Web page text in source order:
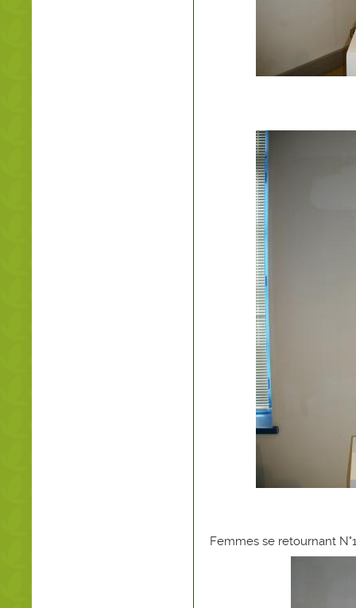
Femmes se retournant